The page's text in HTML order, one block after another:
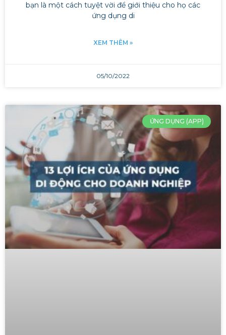
bạn là một cách tuyệt vời để giới thiệu cho họ các
ứng dụng di
XEM THÊM »
05/10/2022
ỨNG DỤNG (APP)